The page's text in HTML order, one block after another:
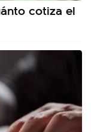
cotiza el